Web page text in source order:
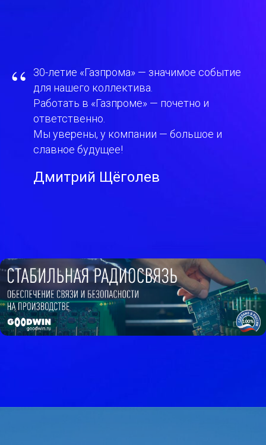
“
30-летие «Газпрома» — значимое событие
для нашего коллектива.
Работать в «Газпроме» — почетно и
ответственно.
Мы уверены, у компании — большое и
славное будущее!
Дмитрий Щёголев